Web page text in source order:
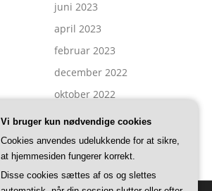
juni 2023
april 2023
februar 2023
december 2022
oktober 2022
august 2022
Vi bruger kun nødvendige cookies
Cookies anvendes udelukkende for at sikre,
at hjemmesiden fungerer korrekt.
Disse cookies sættes af os og slettes